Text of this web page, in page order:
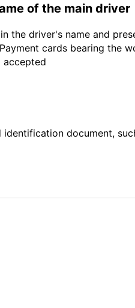
of the main driver
the driver's name and
cards bearing the
document,